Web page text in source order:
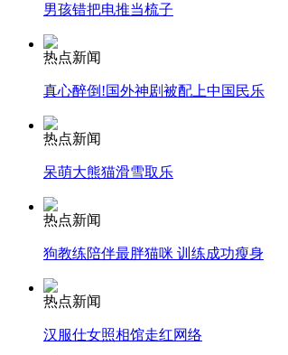
安徽一实载49人客车翻车
走！跟着总书记去植树
消防员救轻生者 花炮节热闹非凡
纽约上演“枕头大战”
司机酒驾遇交警 急速倒车逃窜
男孩错把电推当梳子
热点新闻
真心醉倒!国外神剧被配上中国民乐
热点新闻
呆萌大熊猫滑雪取乐
热点新闻
狗教练陪伴最胖猫咪 训练成功瘦身
热点新闻
汉服仕女照相馆走红网络